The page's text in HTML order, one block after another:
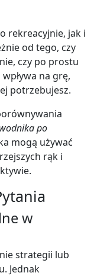
rekreacyjnie, jak i
od tego, czy
czy po prostu
na grę,
potrzebujesz.
po
mogą używać
rąk i
w
strategii lub
Jednak